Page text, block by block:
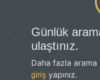
Günlük
ulaştınız.
Daha fazla
giriş yapınız.